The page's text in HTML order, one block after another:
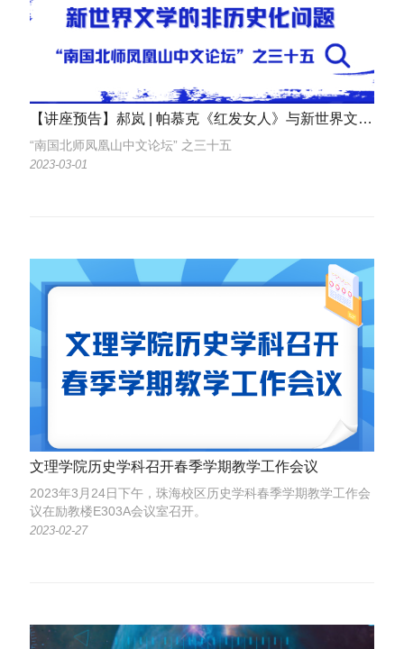
【讲座预告】郝岚 | 帕慕克《红发女人》与新世界文学的非历史化问题讲座简介
“南国北师凤凰山中文论坛” 之三十五
2023-03-01
文理学院历史学科召开春季学期教学工作会议
2023年3月24日下午，珠海校区历史学科春季学期教学工作会
议在励教楼E303A会议室召开。
2023-02-27